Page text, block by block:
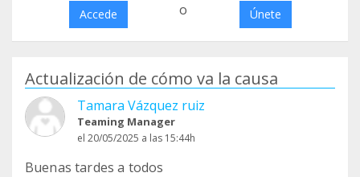
Accede o Únete
Actualización de cómo va la causa
Tamara Vázquez ruiz
Teaming Manager
el 20/05/2025 a las 15:44h
Buenas tardes a todos